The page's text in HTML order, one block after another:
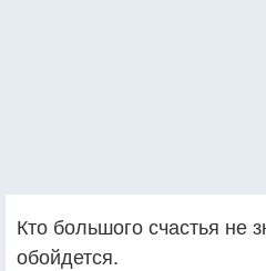
Кто большого счастья не
обойдется.